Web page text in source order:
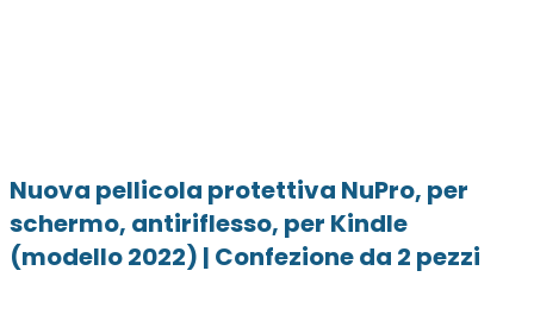
Nuova pellicola protettiva NuPro, per
schermo, antiriflesso, per Kindle
(modello 2022) | Confezione da 2 pezzi